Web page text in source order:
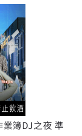
簿DJ之夜 準